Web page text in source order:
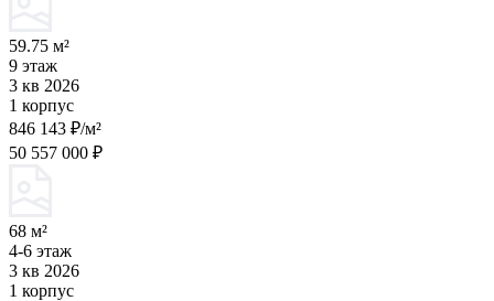
59.75 м²
9 этаж
3 кв 2026
1 корпус
846 143 ₽/м²
50 557 000 ₽
68 м²
4-6 этаж
3 кв 2026
1 корпус